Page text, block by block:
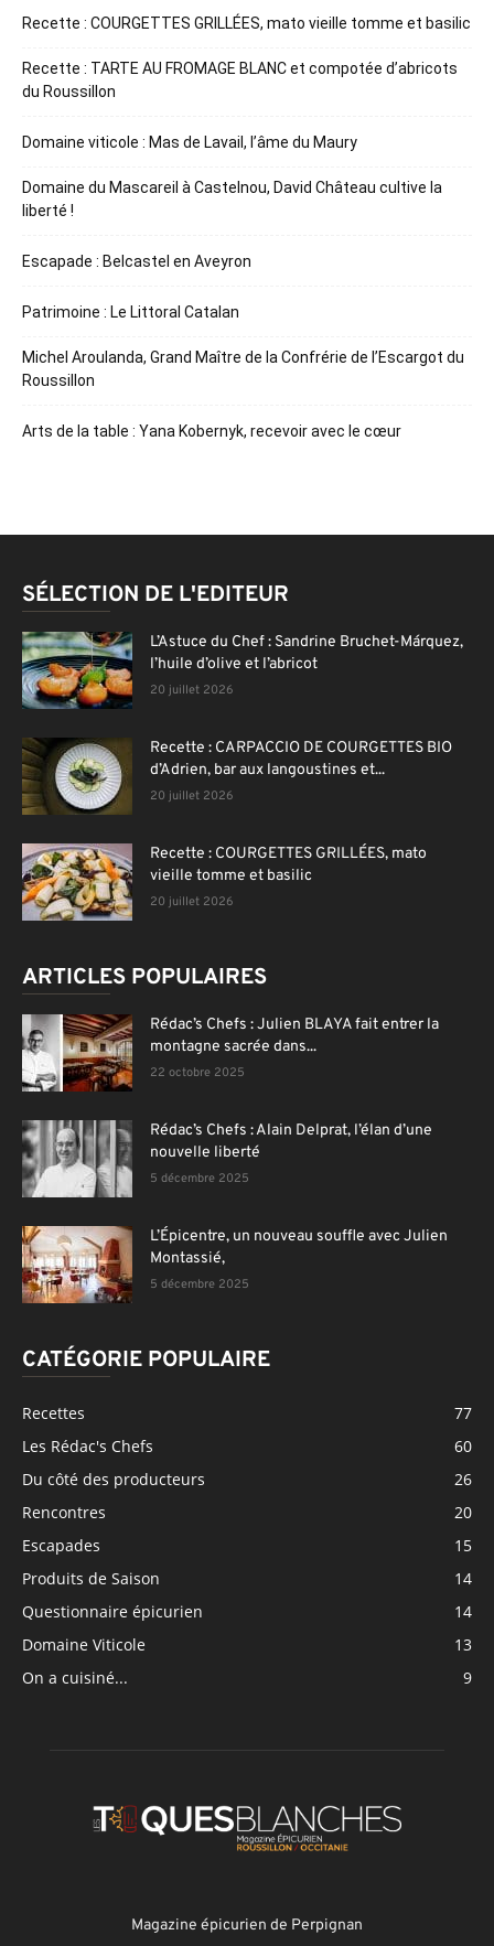
Recette : COURGETTES GRILLÉES, mato vieille tomme et basilic
Recette : TARTE AU FROMAGE BLANC et compotée d’abricots
du Roussillon
Domaine viticole : Mas de Lavail, l’âme du Maury
Domaine du Mascareil à Castelnou, David Château cultive la
liberté !
Escapade : Belcastel en Aveyron
Patrimoine : Le Littoral Catalan
Michel Aroulanda, Grand Maître de la Confrérie de l’Escargot du
Roussillon
Arts de la table : Yana Kobernyk, recevoir avec le cœur
SÉLECTION DE L'EDITEUR
L’Astuce du Chef : Sandrine Bruchet-Márquez,
l’huile d’olive et l’abricot
20 juillet 2026
Recette : CARPACCIO DE COURGETTES BIO
d’Adrien, bar aux langoustines et...
20 juillet 2026
Recette : COURGETTES GRILLÉES, mato
vieille tomme et basilic
20 juillet 2026
ARTICLES POPULAIRES
Rédac’s Chefs : Julien BLAYA fait entrer la
montagne sacrée dans...
22 octobre 2025
Rédac’s Chefs : Alain Delprat, l’élan d’une
nouvelle liberté
5 décembre 2025
L’Épicentre, un nouveau souffle avec Julien
Montassié,
5 décembre 2025
CATÉGORIE POPULAIRE
Recettes
77
Les Rédac's Chefs
60
Du côté des producteurs
26
Rencontres
20
Escapades
15
Produits de Saison
14
Questionnaire épicurien
14
Domaine Viticole
13
On a cuisiné...
9
Magazine épicurien de Perpignan